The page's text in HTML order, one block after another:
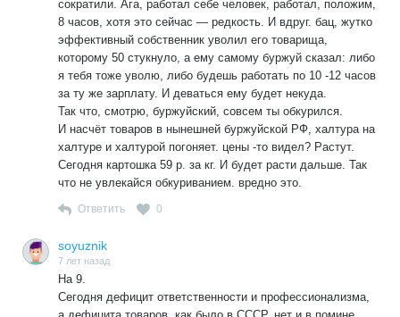
сократили. Ага, работал себе человек, работал, положим,
8 часов, хотя это сейчас — редкость. И вдруг. бац, жутко
эффективный собственник уволил его товарища,
которому 50 стукнуло, а ему самому буржуй сказал: либо
я тебя тоже уволю, либо будешь работать по 10 -12 часов
за ту же зарплату. И деваться ему будет некуда.
Так что, смотрю, буржуйский, совсем ты обкурился.
И насчёт товаров в нынешней буржуйской РФ, халтура на
халтуре и халтурой погоняет. цены -то видел? Растут.
Сегодня картошка 59 р. за кг. И будет расти дальше. Так
что не увлекайся обкуриванием. вредно это.
Ответить 0
soyuznik
7 лет назад
На 9.
Сегодня дефицит ответственности и профессионализма,